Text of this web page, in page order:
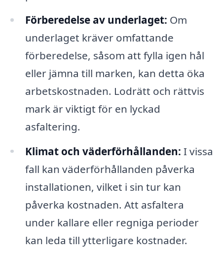
Förberedelse av underlaget: Om
underlaget kräver omfattande
förberedelse, såsom att fylla igen hål
eller jämna till marken, kan detta öka
arbetskostnaden. Lodrätt och rättvis
mark är viktigt för en lyckad
asfaltering.
Klimat och väderförhållanden: I vissa
fall kan väderförhållanden påverka
installationen, vilket i sin tur kan
påverka kostnaden. Att asfaltera
under kallare eller regniga perioder
kan leda till ytterligare kostnader.